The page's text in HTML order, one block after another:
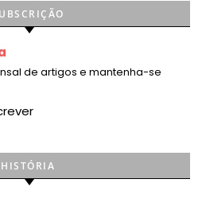
de artigos e mantenha-se
HISTÓRIA